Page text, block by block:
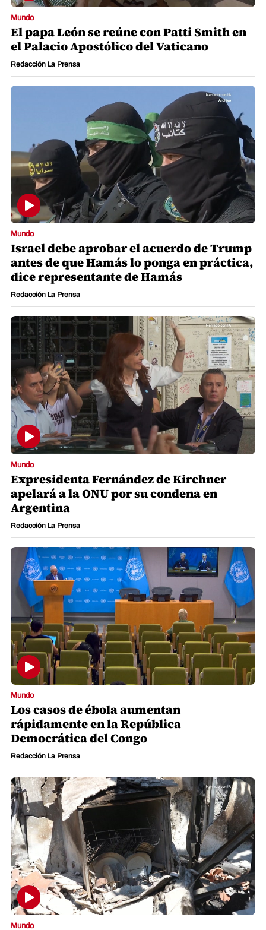
Mundo
El papa León se reúne con Patti Smith en
el Palacio Apostólico del Vaticano
Redacción La Prensa
Mundo
Israel debe aprobar el acuerdo de Trump
antes de que Hamás lo ponga en práctica,
dice representante de Hamás
Redacción La Prensa
Mundo
Expresidenta Fernández de Kirchner
apelará a la ONU por su condena en
Argentina
Redacción La Prensa
Mundo
Los casos de ébola aumentan
rápidamente en la República
Democrática del Congo
Redacción La Prensa
Mundo